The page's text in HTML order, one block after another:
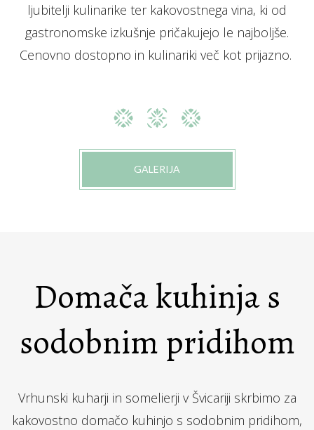
ljubitelji kulinarike ter kakovostnega vina, ki od
gastronomske izkušnje pričakujejo le najboljše.
Cenovno dostopno in kulinariki več kot prijazno.
GALERIJA
Domača kuhinja s
sodobnim pridihom
Vrhunski kuharji in somelierji v Švicariji skrbimo za
kakovostno domačo kuhinjo s sodobnim pridihom,